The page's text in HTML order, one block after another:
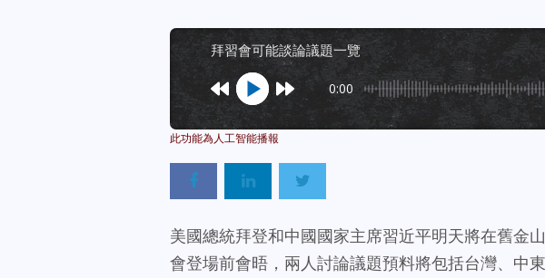
拜習會可能談論議題一覽
0:00
美國總統拜登和中國國家主席習近平明天將在舊金
會登場前會晤，兩人討論議題預料將包括台灣、中